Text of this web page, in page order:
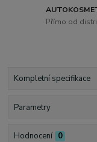
Přímo od
Kompletní specifikace
Parametry
Hodnocení 0